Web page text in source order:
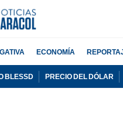
ECONOMÍA
BLESSD PRECIO DEL DÓLAR